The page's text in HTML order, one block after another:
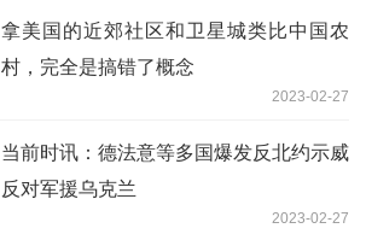
拿美国的近郊社区和卫星城类比中国农
村，完全是搞错了概念
2023-02-27
当前时讯：德法意等多国爆发反北约示威
反对军援乌克兰
2023-02-27